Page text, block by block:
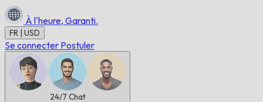
À l'heure, Garanti.
FR | USD
Se connecter Postuler
24/7 Chat